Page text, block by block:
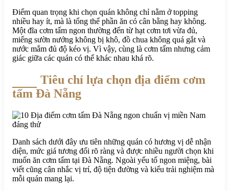
Điểm quan trọng khi chọn quán không chỉ nằm ở topping
nhiều hay ít, mà là tổng thể phần ăn có cân bằng hay không.
Một đĩa cơm tấm ngon thường đến từ hạt cơm tơi vừa đủ,
miếng sườn nướng không bị khô, đồ chua không quá gắt và
nước mắm đủ độ kéo vị. Vì vậy, cùng là cơm tấm nhưng cảm
giác giữa các quán có thể khác nhau khá rõ.
Tiêu chí lựa chọn địa điểm cơm
tấm Đà Nẵng
Danh sách dưới đây ưu tiên những quán có hương vị dễ nhận
diện, mức giá tương đối rõ ràng và được nhiều người chọn khi
muốn ăn cơm tấm tại Đà Nẵng. Ngoài yếu tố ngon miệng, bài
viết cũng cân nhắc vị trí, độ tiện đường và kiểu trải nghiệm mà
mỗi quán mang lại.